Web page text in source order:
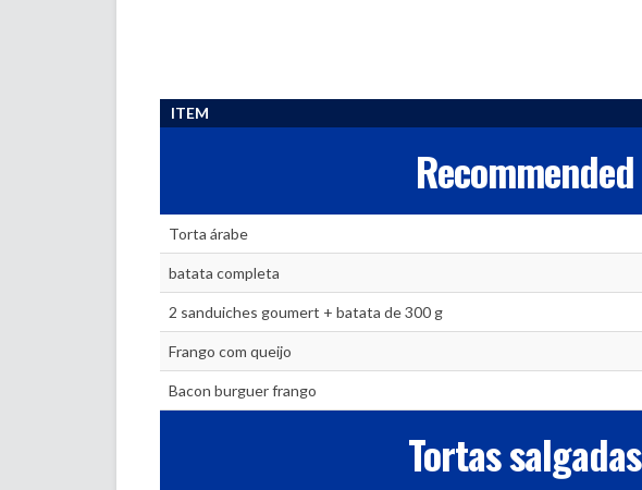
ITEM
Recommended
Torta árabe
batata completa
2 sanduiches goumert + batata de 300 g
Frango com queijo
Bacon burguer frango
Tortas salgadas